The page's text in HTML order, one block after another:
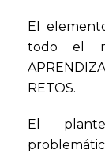
El
todo el
RETOS.
El